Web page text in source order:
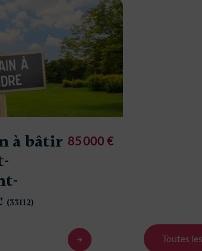
à bâtir
(33112)
85 000 €
Toutes